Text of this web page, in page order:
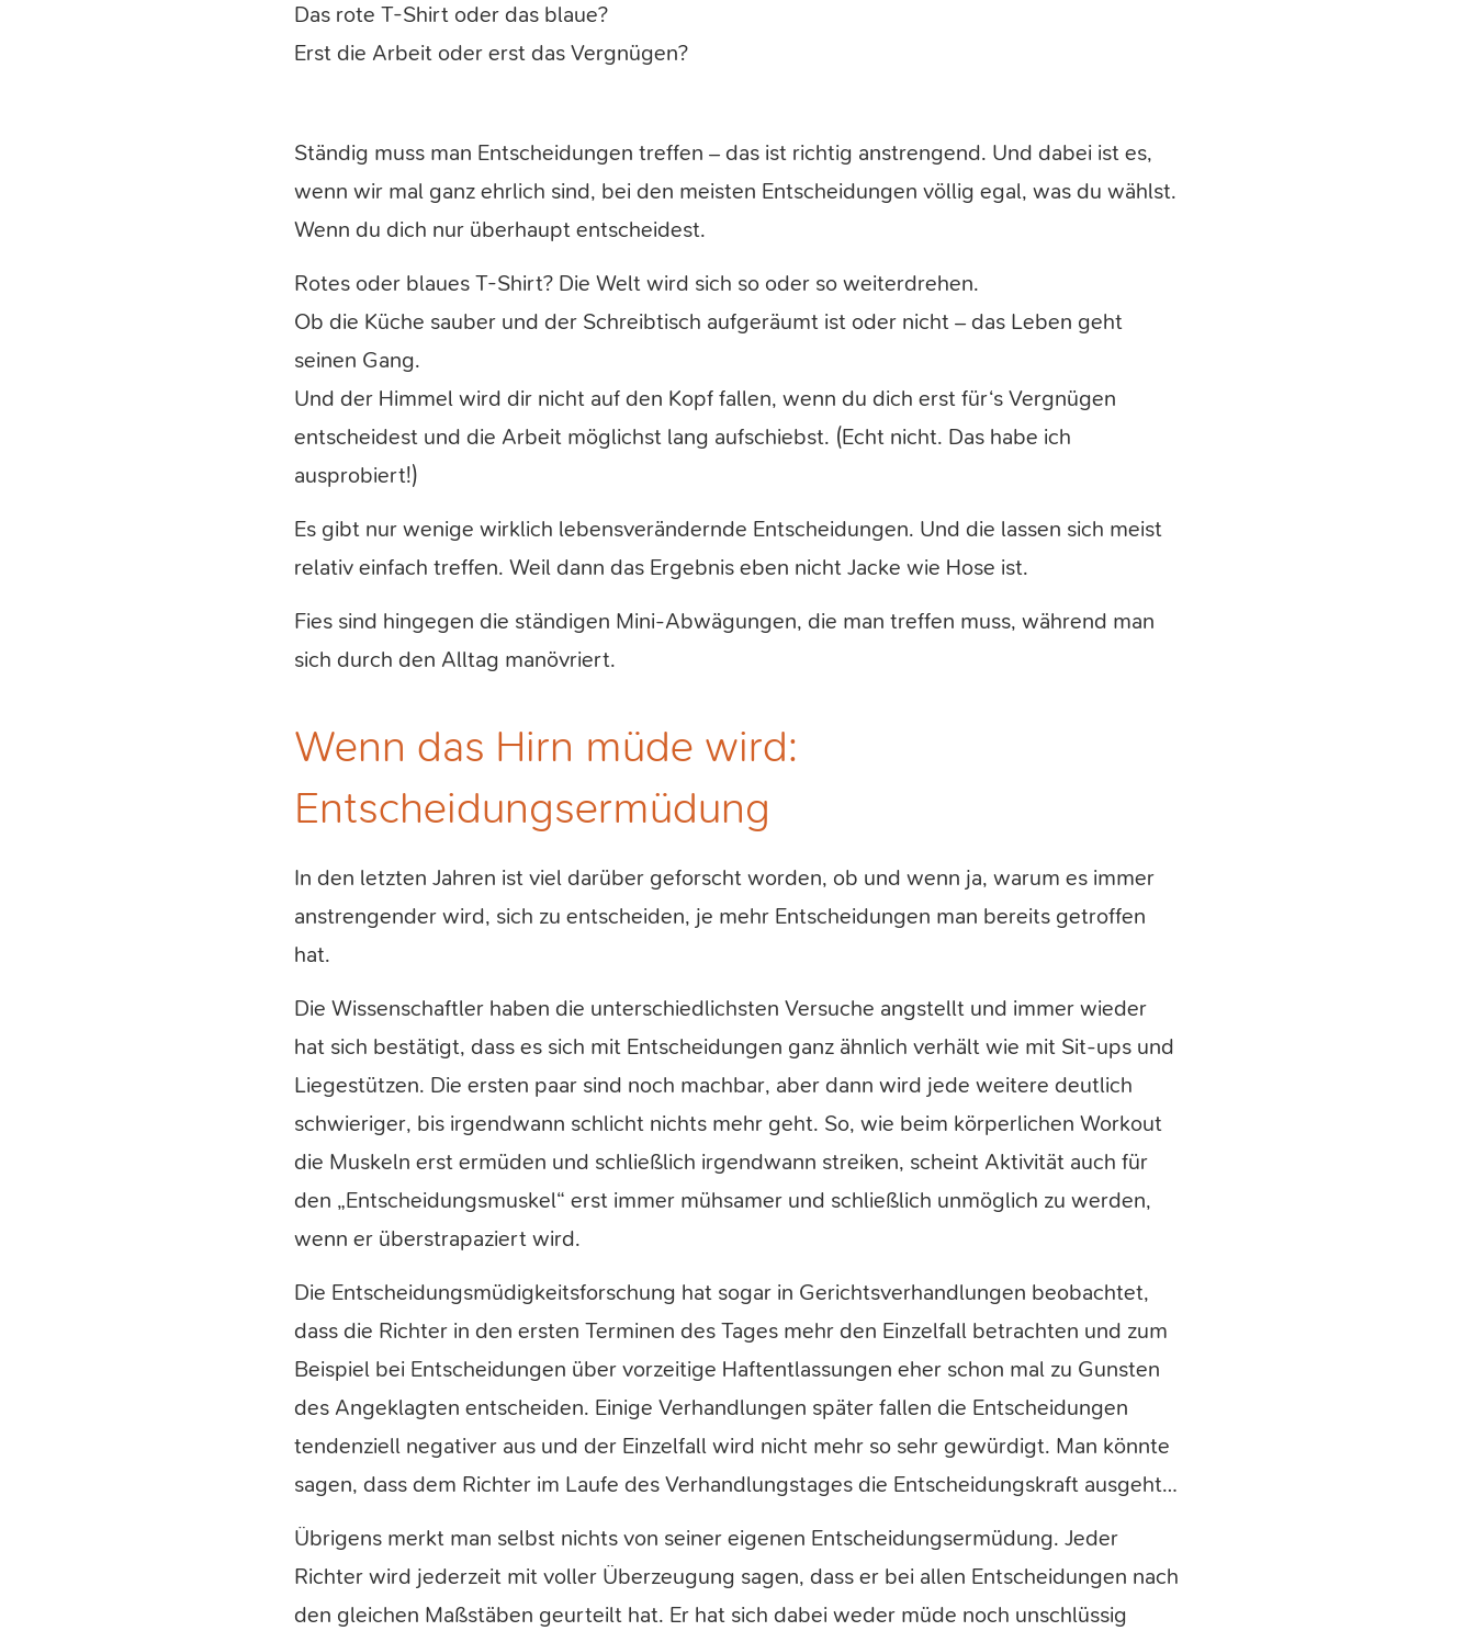
Das rote T-Shirt oder das blaue?
Erst die Arbeit oder erst das Vergnügen?
Ständig muss man Entscheidungen treffen – das ist richtig anstrengend. Und dabei ist es,
wenn wir mal ganz ehrlich sind, bei den meisten Entscheidungen völlig egal, was du wählst.
Wenn du dich nur überhaupt entscheidest.
Rotes oder blaues T-Shirt? Die Welt wird sich so oder so weiterdrehen.
Ob die Küche sauber und der Schreibtisch aufgeräumt ist oder nicht – das Leben geht
seinen Gang.
Und der Himmel wird dir nicht auf den Kopf fallen, wenn du dich erst für‘s Vergnügen
entscheidest und die Arbeit möglichst lang aufschiebst. (Echt nicht. Das habe ich
ausprobiert!)
Es gibt nur wenige wirklich lebensverändernde Entscheidungen. Und die lassen sich meist
relativ einfach treffen. Weil dann das Ergebnis eben nicht Jacke wie Hose ist.
Fies sind hingegen die ständigen Mini-Abwägungen, die man treffen muss, während man
sich durch den Alltag manövriert.
Wenn das Hirn müde wird:
Entscheidungsermüdung
In den letzten Jahren ist viel darüber geforscht worden, ob und wenn ja, warum es immer
anstrengender wird, sich zu entscheiden, je mehr Entscheidungen man bereits getroffen
hat.
Die Wissenschaftler haben die unterschiedlichsten Versuche angstellt und immer wieder
hat sich bestätigt, dass es sich mit Entscheidungen ganz ähnlich verhält wie mit Sit-ups und
Liegestützen. Die ersten paar sind noch machbar, aber dann wird jede weitere deutlich
schwieriger, bis irgendwann schlicht nichts mehr geht. So, wie beim körperlichen Workout
die Muskeln erst ermüden und schließlich irgendwann streiken, scheint Aktivität auch für
den „Entscheidungsmuskel“ erst immer mühsamer und schließlich unmöglich zu werden,
wenn er überstrapaziert wird.
Die Entscheidungsmüdigkeitsforschung hat sogar in Gerichtsverhandlungen beobachtet,
dass die Richter in den ersten Terminen des Tages mehr den Einzelfall betrachten und zum
Beispiel bei Entscheidungen über vorzeitige Haftentlassungen eher schon mal zu Gunsten
des Angeklagten entscheiden. Einige Verhandlungen später fallen die Entscheidungen
tendenziell negativer aus und der Einzelfall wird nicht mehr so sehr gewürdigt. Man könnte
sagen, dass dem Richter im Laufe des Verhandlungstages die Entscheidungskraft ausgeht…
Übrigens merkt man selbst nichts von seiner eigenen Entscheidungsermüdung. Jeder
Richter wird jederzeit mit voller Überzeugung sagen, dass er bei allen Entscheidungen nach
den gleichen Maßstäben geurteilt hat. Er hat sich dabei weder müde noch unschlüssig